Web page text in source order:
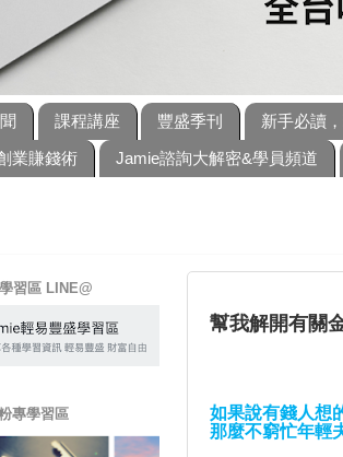
課程講座 豐盛季刊 新手必讀
業賺錢術
Jamie諮詢大解密&學員頻道
幫我解開有關
如果說有錢人想
那麼不窮忙年輕
習區 LINE@
專學習區